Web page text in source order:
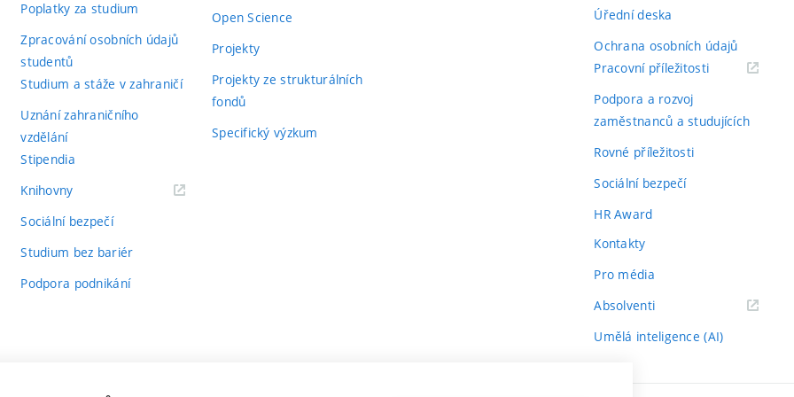
Poplatky za studium
Zpracování osobních údajů
studentů
Studium a stáže v zahraničí
Uznání zahraničního
vzdělání
Stipendia
Knihovny(externí
Sociální bezpečí
Studium bez bariér
Podpora podnikání
Open Science
Projekty
Projekty ze strukturálních
fondů
Specifický výzkum
Úřední deska
Ochrana osobních údajů
Pracovní příležitosti(externí
Podpora a rozvoj
zaměstnanců a studujících
Rovné příležitosti
Sociální bezpečí
HR Award
Kontakty
Pro média
Absolventi(externí
Umělá inteligence (AI)